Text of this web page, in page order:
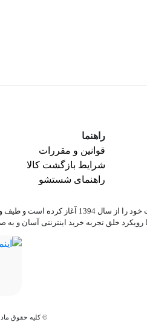
راهنما
قوانین و مقررات
شرایط بازگشت کالا
راهنمای شستشو
فروشگاه اینترنتی چیچک جین
خلق تجربه خرید اینترنتی آسان و به
© کلیه حقوق